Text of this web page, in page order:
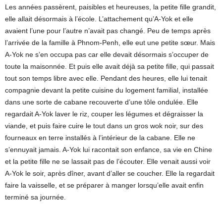
Les années passèrent, paisibles et heureuses, la petite fille grandit,
elle allait désormais à l’école. L’attachement qu’A-Yok et elle
avaient l’une pour l’autre n’avait pas changé. Peu de temps après
l’arrivée de la famille à Phnom-Penh, elle eut une petite sœur. Mais
A-Yok ne s’en occupa pas car elle devait désormais s’occuper de
toute la maisonnée. Et puis elle avait déjà sa petite fille, qui passait
tout son temps libre avec elle. Pendant des heures, elle lui tenait
compagnie devant la petite cuisine du logement familial, installée
dans une sorte de cabane recouverte d’une tôle ondulée. Elle
regardait A-Yok laver le riz, couper les légumes et dégraisser la
viande, et puis faire cuire le tout dans un gros wok noir, sur des
fourneaux en terre installés à l’intérieur de la cabane. Elle ne
s’ennuyait jamais. A-Yok lui racontait son enfance, sa vie en Chine
et la petite fille ne se lassait pas de l’écouter. Elle venait aussi voir
A-Yok le soir, après dîner, avant d’aller se coucher. Elle la regardait
faire la vaisselle, et se préparer à manger lorsqu’elle avait enfin
terminé sa journée.